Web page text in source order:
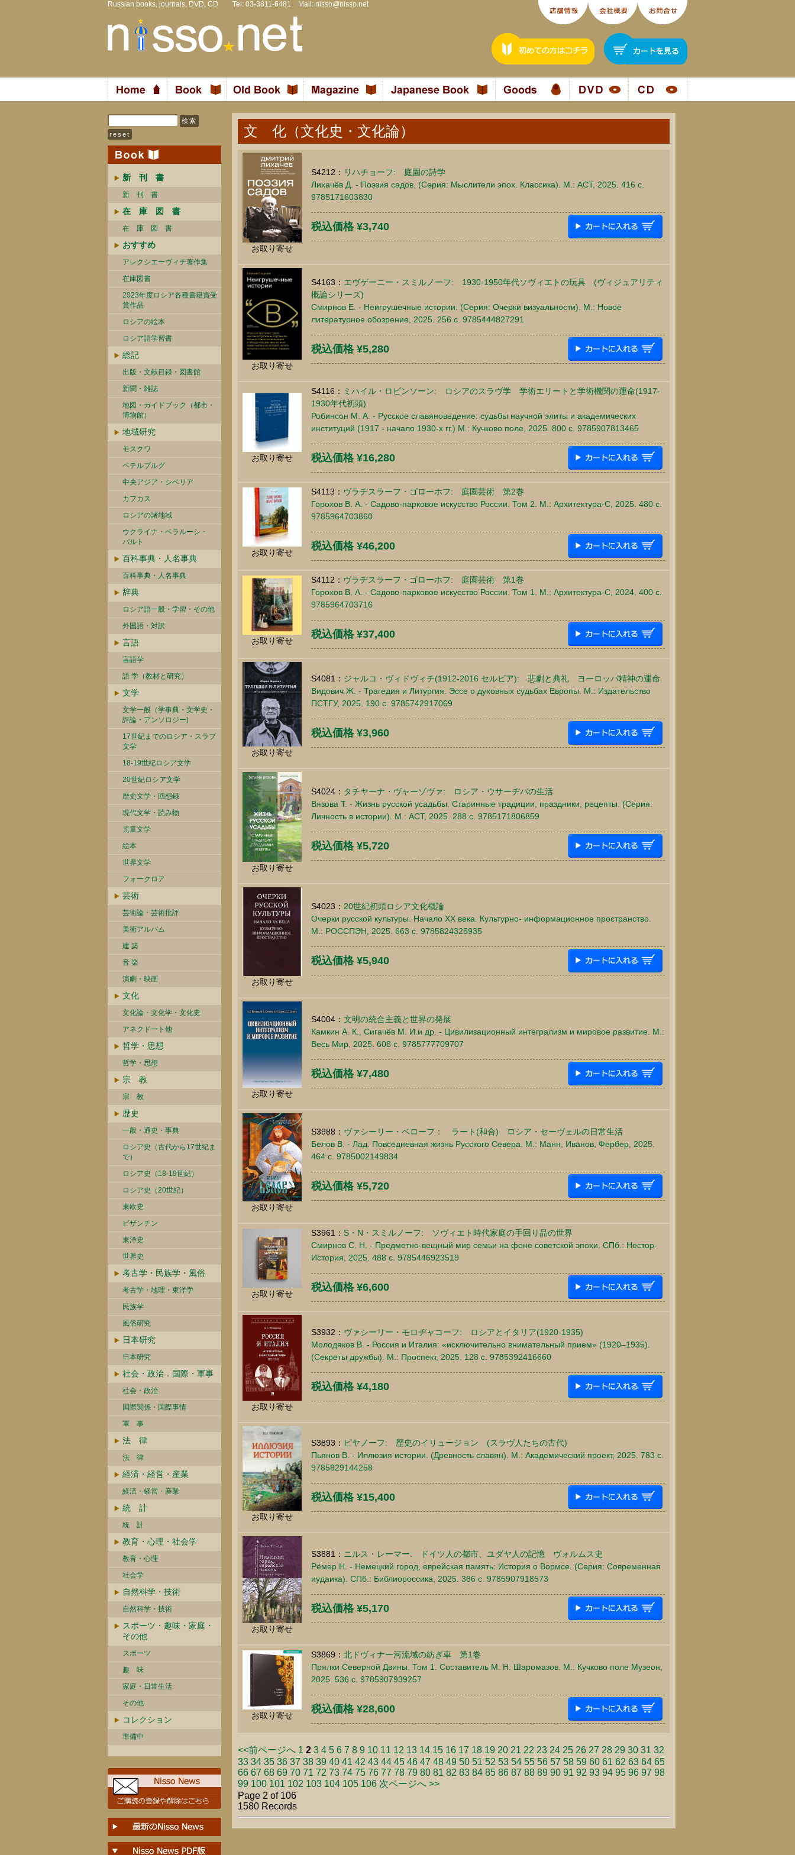
Russian books, journals, DVD, CD Tel: 03-3811-6481 Mail: nisso@nisso.net
新 刊 書
新 刊 書
在 庫 図 書
在 庫 図 書
おすすめ
アレクシエーヴィチ著作集
在庫図書
2023年度ロシア各種書籍賞受
賞作品
ロシアの絵本
ロシア語学習書
総記
出版・文献目録・図書館
新聞・雑誌
地図・ガイドブック（都市・
博物館）
地域研究
モスクワ
ペテルブルグ
中央アジア・シベリア
カフカス
ロシアの諸地域
ウクライナ・ベラルーシ・
バルト
百科事典・人名事典
百科事典・人名事典
辞典
ロシア語一般・学習・その他
外国語・対訳
言語
言語学
語 学（教材と研究）
文学
文学一般（学事典・文学史・
評論・アンソロジー)
17世紀までのロシア・スラブ
文学
18-19世紀ロシア文学
20世紀ロシア文学
歴史文学・回想録
現代文学・読み物
児童文学
絵本
世界文学
フォークロア
芸術
芸術論・芸術批評
美術アルバム
建 築
音 楽
演劇・映画
文化
文化論・文化学・文化史
アネクドート他
哲学・思想
哲学・思想
宗 教
宗 教
歴史
一般・通史・事典
ロシア史（古代から17世紀ま
で）
ロシア史（18-19世紀）
ロシア史（20世紀）
東欧史
ビザンチン
東洋史
世界史
考古学・民族学・風俗
考古学・地理・東洋学
民族学
風俗研究
日本研究
日本研究
社会・政治．国際・軍事
社会・政治
国際関係・国際事情
軍 事
法 律
法 律
経済・経営・産業
経済・経営・産業
統 計
統 計
教育・心理・社会学
教育・心理
社会学
自然科学・技術
自然科学・技術
スポーツ・趣味・家庭・
その他
スポーツ
趣 味
家庭・日常生活
その他
コレクション
準備中
文 化（文化史・文化論）
お取り寄せ
S4212： リハチョーフ: 庭園の詩学
Лихачёв Д. - Поэзия садов. (Серия: Мыслители эпох. Классика). М.: АСТ, 2025. 416 c.
9785171603830
税込価格 ¥3,740
お取り寄せ
S4163： エヴゲーニー・スミルノーフ: 1930-1950年代ソヴィエトの玩具 (ヴィジュアリティ
概論シリーズ)
Смирнов Е. - Неигрушечные истории. (Серия: Очерки визуальности). М.: Новое
литературное обозрение, 2025. 256 c. 9785444827291
税込価格 ¥5,280
お取り寄せ
S4116： ミハイル・ロビンソーン: ロシアのスラヴ学 学術エリートと学術機関の運命(1917-
1930年代初頭)
Робинсон М. А. - Русское славяноведение: судьбы научной элиты и академических
институций (1917 - начало 1930-х гг.) М.: Кучково поле, 2025. 800 c. 9785907813465
税込価格 ¥16,280
お取り寄せ
S4113： ヴラヂスラーフ・ゴローホフ: 庭園芸術 第2巻
Горохов В. А. - Садово-парковое искусство России. Том 2. М.: Архитектура-С, 2025. 480 c.
9785964703860
税込価格 ¥46,200
お取り寄せ
S4112： ヴラヂスラーフ・ゴローホフ: 庭園芸術 第1巻
Горохов В. А. - Садово-парковое искусство России. Том 1. М.: Архитектура-С, 2024. 400 c.
9785964703716
税込価格 ¥37,400
お取り寄せ
S4081： ジャルコ・ヴィドヴィチ(1912-2016 セルビア): 悲劇と典礼 ヨーロッパ精神の運命
Видович Ж. - Трагедия и Литургия. Эссе о духовных судьбах Европы. М.: Издательство
ПСТГУ, 2025. 190 c. 9785742917069
税込価格 ¥3,960
お取り寄せ
S4024： タチヤーナ・ヴャーゾヴァ: ロシア・ウサーヂバの生活
Вязова Т. - Жизнь русской усадьбы. Старинные традиции, праздники, рецепты. (Серия:
Личность в истории). М.: АСТ, 2025. 288 c. 9785171806859
税込価格 ¥5,720
お取り寄せ
S4023： 20世紀初頭ロシア文化概論
Очерки русской культуры. Начало XX века. Культурно- информационное пространство.
М.: РОССПЭН, 2025. 663 c. 9785824325935
税込価格 ¥5,940
お取り寄せ
S4004： 文明の統合主義と世界の発展
Камкин А. К., Сигачёв М. И.и др. - Цивилизационный интегрализм и мировое развитие. М.:
Весь Мир, 2025. 608 c. 9785777709707
税込価格 ¥7,480
お取り寄せ
S3988： ヴァシーリー・ベローフ： ラート(和合) ロシア・セーヴェルの日常生活
Белов В. - Лад. Повседневная жизнь Русского Севера. М.: Манн, Иванов, Фербер, 2025.
464 c. 9785002149834
税込価格 ¥5,720
お取り寄せ
S3961： S・N・スミルノーフ: ソヴィエト時代家庭の手回り品の世界
Смирнов С. Н. - Предметно-вещный мир семьи на фоне советской эпохи. СПб.: Нестор-
История, 2025. 488 c. 9785446923519
税込価格 ¥6,600
お取り寄せ
S3932： ヴァシーリー・モロヂャコーフ: ロシアとイタリア(1920-1935)
Молодяков В. - Россия и Италия: «исключительно внимательный прием» (1920–1935).
(Секреты дружбы). М.: Проспект, 2025. 128 c. 9785392416660
税込価格 ¥4,180
お取り寄せ
S3893： ピヤノーフ: 歴史のイリュージョン (スラヴ人たちの古代)
Пьянов В. - Иллюзия истории. (Древность славян). М.: Академический проект, 2025. 783 c.
9785829144258
税込価格 ¥15,400
お取り寄せ
S3881： ニルス・レーマー: ドイツ人の都市、ユダヤ人の記憶 ヴォルムス史
Рёмер Н. - Немецкий город, еврейская память: История о Вормсе. (Серия: Современная
иудаика). СПб.: Библиороссика, 2025. 386 c. 9785907918573
税込価格 ¥5,170
お取り寄せ
S3869： 北ドヴィナー河流域の紡ぎ車 第1巻
Прялки Северной Двины. Том 1. Составитель М. Н. Шаромазов. М.: Кучково поле Музеон,
2025. 536 c. 9785907939257
税込価格 ¥28,600
<<前ページへ 1 2 3 4 5 6 7 8 9 10 11 12 13 14 15 16 17 18 19 20 21 22 23 24 25 26 27 28 29 30 31 32
33 34 35 36 37 38 39 40 41 42 43 44 45 46 47 48 49 50 51 52 53 54 55 56 57 58 59 60 61 62 63 64 65
66 67 68 69 70 71 72 73 74 75 76 77 78 79 80 81 82 83 84 85 86 87 88 89 90 91 92 93 94 95 96 97 98
99 100 101 102 103 104 105 106 次ページへ >>
Page 2 of 106
1580 Records